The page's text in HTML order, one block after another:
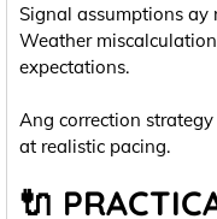
Signal assumptions
Weather
expectations.
Ang correction
at realistic pacing.
🔌